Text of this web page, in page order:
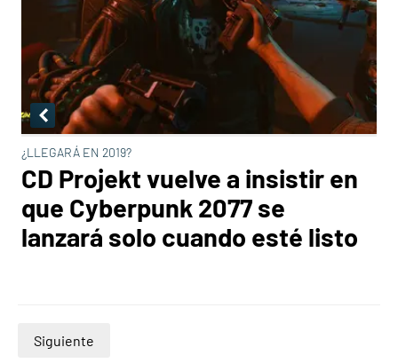
¿LLEGARÁ EN 2019?
CD Projekt vuelve a insistir en
que Cyberpunk 2077 se
lanzará solo cuando esté listo
Siguiente